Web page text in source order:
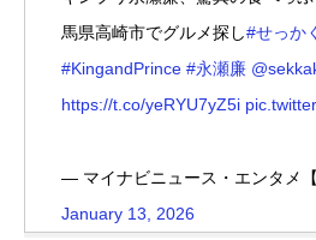
馬県高崎市でグルメ探し#せっか
#KingandPrince #永瀬廉
https://t.co/yeRYU7yZ5i
— マイナビニュース・エンタメ
January 13, 2026